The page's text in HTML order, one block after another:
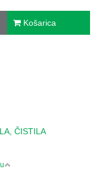
Košarica
ČISTILA